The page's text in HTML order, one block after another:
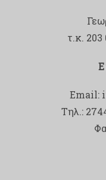
τ.κ. 203
Email:
Τηλ.: